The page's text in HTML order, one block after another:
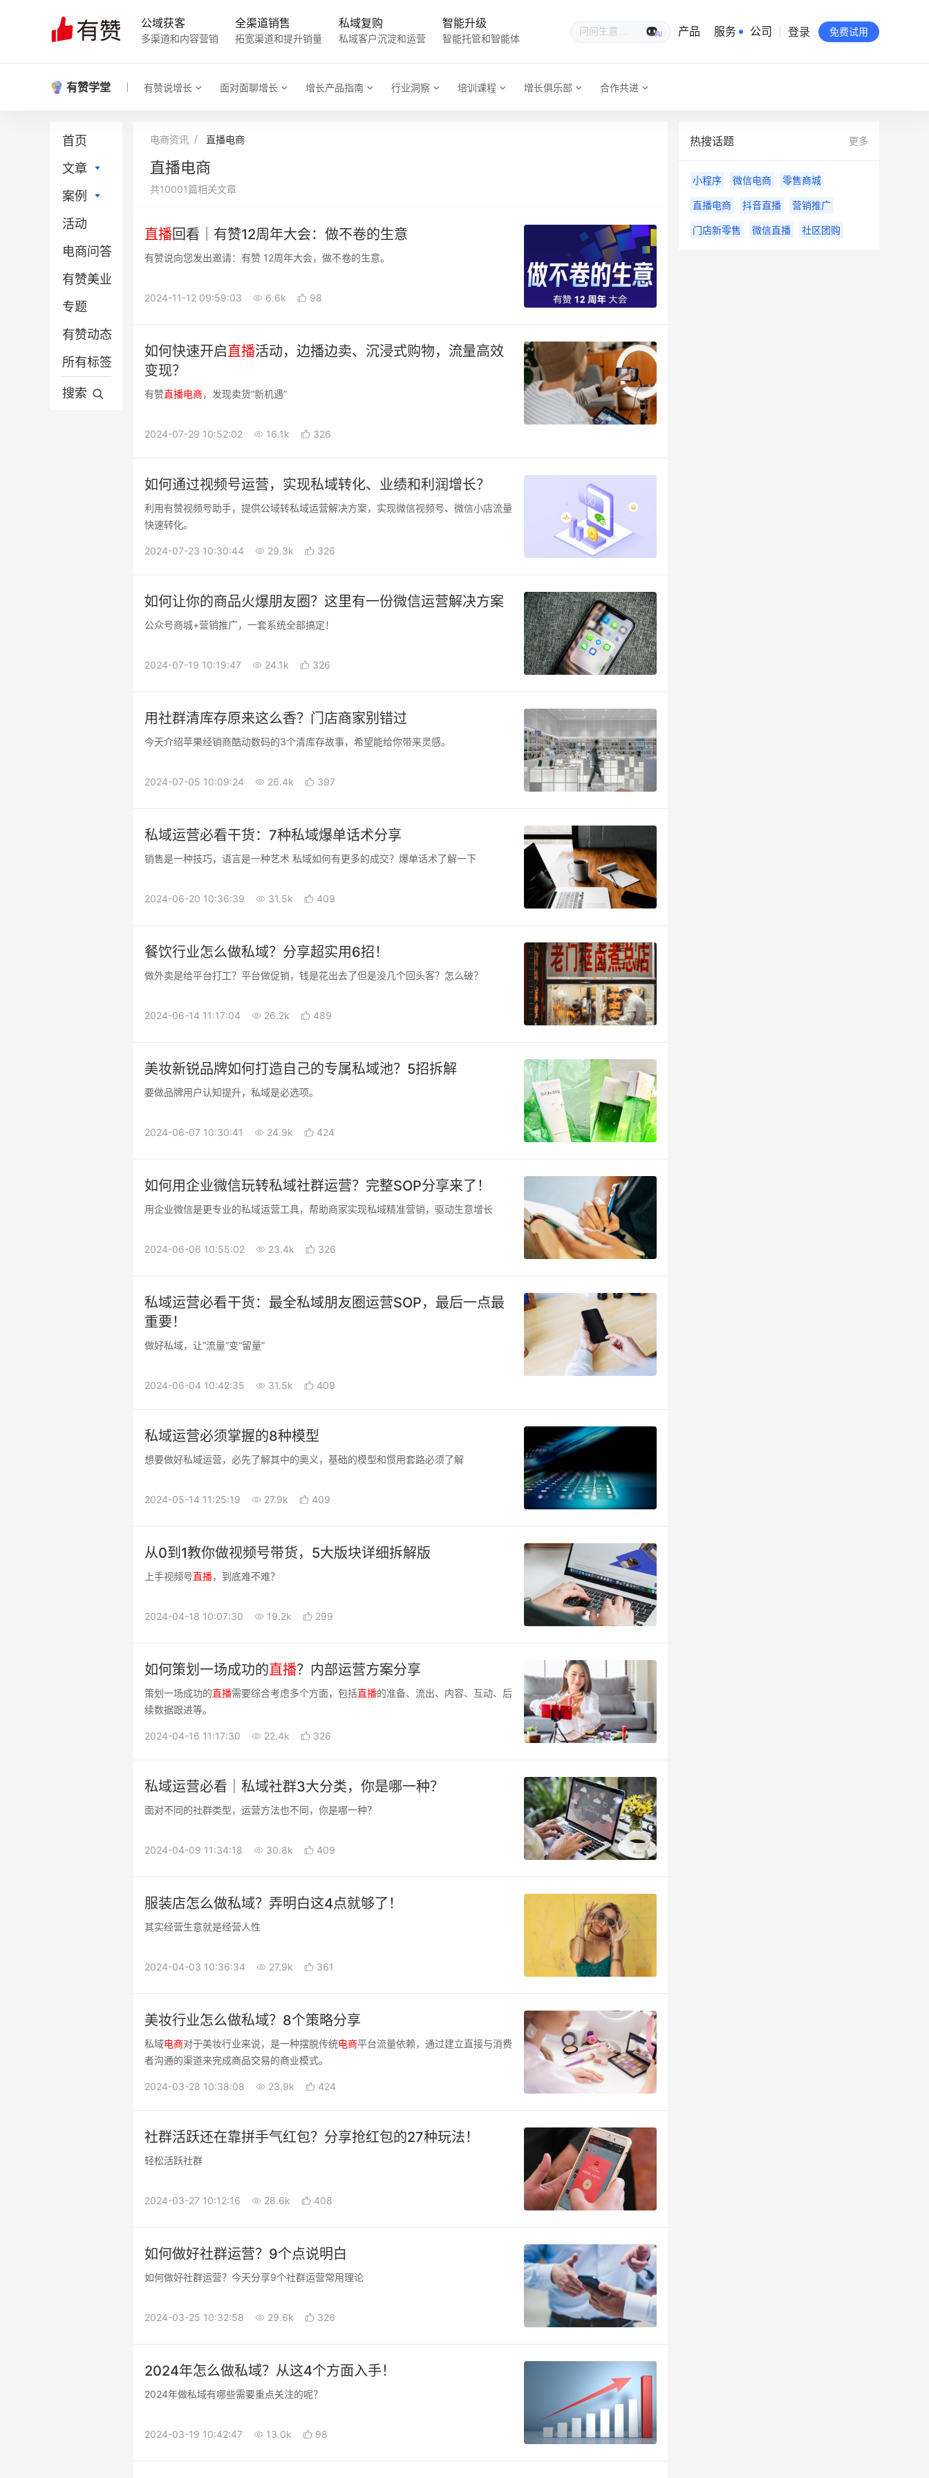
公域获客
多渠道和内容营销
全渠道销售
拓宽渠道和提升销量
私域复购
私域客户沉淀和运营
智能升级
智能托管和智能体
生意专家
产品 服务 公司
品牌物料下载
员工验证
有赞公益
登录 免费试用
有赞学堂 有赞说增长 面对面聊增长 增长产品指南 行业洞察 培训课程 增长俱乐部 合作共进
首页
文章
直播电商
社区团购
门店新零售
小程序
微信电商
营销推广
平台电商
分销供货
案例
直播电商
社区团购
门店新零售
小程序
微信电商
营销推广
平台电商
活动
电商问答
有赞美业
专题
有赞动态
所有标签
搜索
电商资讯 直播电商
直播电商
共10001篇相关文章
直播回看｜有赞12周年大会：做不卷的生意
有赞说向您发出邀请：有赞 12周年大会，做不卷的生意。
2024-11-12 09:59:03 6.6k 98
如何快速开启直播活动，边播边卖、沉浸式购物，流量高效
变现？
有赞直播电商，发现卖货“新机遇”
2024-07-29 10:52:02 16.1k 326
如何通过视频号运营，实现私域转化、业绩和利润增长？
利用有赞视频号助手，提供公域转私域运营解决方案，实现微信视频号、微信小店流量
快速转化。
2024-07-23 10:30:44 29.3k 326
如何让你的商品火爆朋友圈？这里有一份微信运营解决方案
公众号商城+营销推广，一套系统全部搞定！
2024-07-19 10:19:47 24.1k 326
用社群清库存原来这么香？门店商家别错过
今天介绍苹果经销商酷动数码的3个清库存故事，希望能给你带来灵感。
2024-07-05 10:09:24 26.4k 397
私域运营必看干货：7种私域爆单话术分享
销售是一种技巧，语言是一种艺术 私域如何有更多的成交？爆单话术了解一下
2024-06-20 10:36:39 31.5k 409
餐饮行业怎么做私域？分享超实用6招！
做外卖是给平台打工？平台做促销，钱是花出去了但是没几个回头客？怎么破？
2024-06-14 11:17:04 26.2k 489
美妆新锐品牌如何打造自己的专属私域池？5招拆解
要做品牌用户认知提升，私域是必选项。
2024-06-07 10:30:41 24.9k 424
如何用企业微信玩转私域社群运营？完整SOP分享来了！
用企业微信是更专业的私域运营工具，帮助商家实现私域精准营销，驱动生意增长
2024-06-06 10:55:02 23.4k 326
私域运营必看干货：最全私域朋友圈运营SOP，最后一点最
重要！
做好私域，让“流量”变“留量”
2024-06-04 10:42:35 31.5k 409
私域运营必须掌握的8种模型
想要做好私域运营，必先了解其中的奥义，基础的模型和惯用套路必须了解
2024-05-14 11:25:19 27.9k 409
从0到1教你做视频号带货，5大版块详细拆解版
上手视频号直播，到底难不难？
2024-04-18 10:07:30 19.2k 299
如何策划一场成功的直播？内部运营方案分享
策划一场成功的直播需要综合考虑多个方面，包括直播的准备、流出、内容、互动、后
续数据跟进等。
2024-04-16 11:17:30 22.4k 326
私域运营必看｜私域社群3大分类，你是哪一种？
面对不同的社群类型，运营方法也不同，你是哪一种？
2024-04-09 11:34:18 30.8k 409
服装店怎么做私域？弄明白这4点就够了！
其实经营生意就是经营人性
2024-04-03 10:36:34 27.9k 361
美妆行业怎么做私域？8个策略分享
私域电商对于美妆行业来说，是一种摆脱传统电商平台流量依赖，通过建立直接与消费
者沟通的渠道来完成商品交易的商业模式。
2024-03-28 10:38:08 23.9k 424
社群活跃还在靠拼手气红包？分享抢红包的27种玩法！
轻松活跃社群
2024-03-27 10:12:16 28.6k 408
如何做好社群运营？9个点说明白
如何做好社群运营？今天分享9个社群运营常用理论
2024-03-25 10:32:58 29.6k 326
2024年怎么做私域？从这4个方面入手！
2024年做私域有哪些需要重点关注的呢？
2024-03-19 10:42:47 13.0k 98
热搜话题 更多
小程序 微信电商 零售商城
直播电商 抖音直播 营销推广
门店新零售 微信直播 社区团购